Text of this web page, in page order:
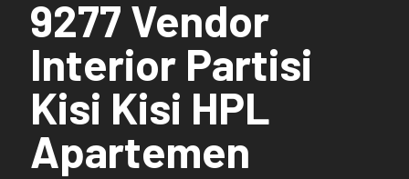
9277 Vendor
Interior Partisi
Kisi Kisi HPL
Apartemen